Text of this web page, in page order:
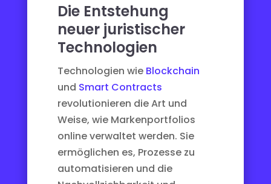
Die Entstehung
neuer juristischer
Technologien
Technologien wie Blockchain
und Smart Contracts
revolutionieren die Art und
Weise, wie Markenportfolios
online verwaltet werden. Sie
ermöglichen es, Prozesse zu
automatisieren und die